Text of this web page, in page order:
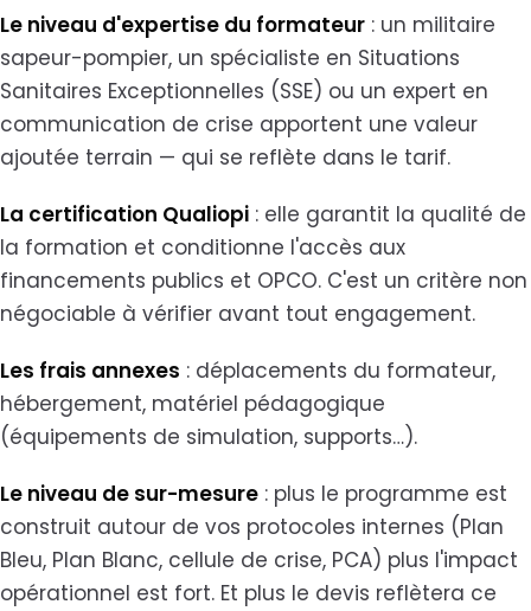
Le niveau d'expertise du formateur : un militaire
sapeur-pompier, un spécialiste en Situations
Sanitaires Exceptionnelles (SSE) ou un expert en
communication de crise apportent une valeur
ajoutée terrain — qui se reflète dans le tarif.
La certification Qualiopi : elle garantit la qualité de
la formation et conditionne l'accès aux
financements publics et OPCO. C'est un critère non
négociable à vérifier avant tout engagement.
Les frais annexes : déplacements du formateur,
hébergement, matériel pédagogique
(équipements de simulation, supports…).
Le niveau de sur-mesure : plus le programme est
construit autour de vos protocoles internes (Plan
Bleu, Plan Blanc, cellule de crise, PCA) plus l'impact
opérationnel est fort. Et plus le devis reflètera ce